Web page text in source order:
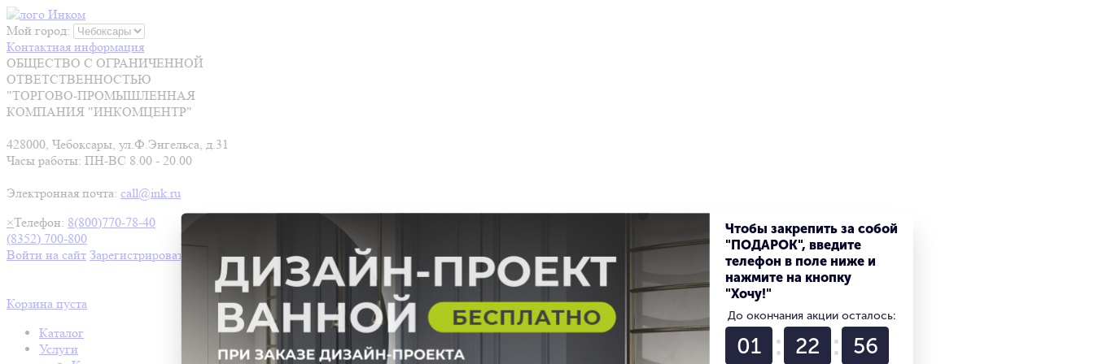
Мой город:
Контактная информация
ОБЩЕСТВО С ОГРАНИЧЕННОЙ
ОТВЕТСТВЕННОСТЬЮ
"ТОРГОВО-ПРОМЫШЛЕННАЯ
КОМПАНИЯ "ИНКОМЦЕНТР"
428000, Чебоксары, ул.Ф.Энгельса, д.31
Часы работы: ПН-ВС 8.00 - 20.00
Электронная почта: call@ink.ru
×Телефон: 8(800)770-78-40
(8352) 700-800
Войти на сайт Зарегистрироваться
Корзина пуста
Каталог
Услуги
Чтобы закрепить за собой
"ПОДАРОК", введите
телефон в поле ниже и
нажмите на кнопку
"Хочу!"
До окончания акции осталось:
01 22 55